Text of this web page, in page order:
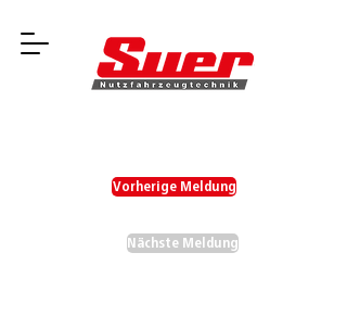
Vorherige Meldung
Nächste Meldung